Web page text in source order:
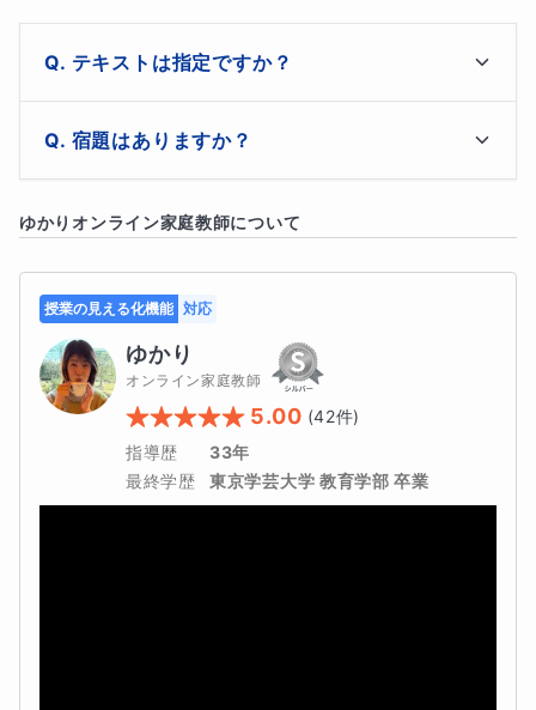
のない形で学習を進めていきます。
🌼お子さんのペースに配慮した指導方法🌼
本コースでは、お子さんが安心して学べることを大切にし
ながら授業を行います。
授業では次のような配慮をしています。
１．カメラのオン・オフなど、参加方法はお子さんの安心
できる形を大切にします
２．その日の体調や気持ちに合わせて、無理のない形で授
業を進めます
テキストは指定ですか？
いいえ指定ではありません。
相談の上、決めてまいります。
宿題はありますか？
ゆかりオンライン家庭教師について
授業の見える化機能 対応
ゆかり
オンライン家庭教師
5.00 (42件)
指導歴
33年
最終学歴
東京学芸大学 教育学部 卒業